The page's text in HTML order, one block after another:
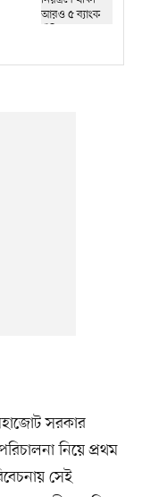
সরকার
নিয়ে প্রথম
সেই